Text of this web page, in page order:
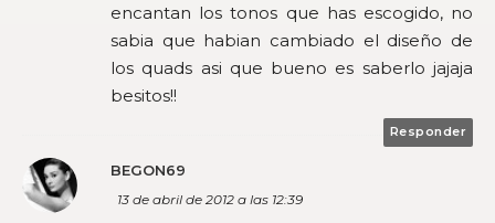
encantan los tonos que has escogido, no
sabia que habian cambiado el diseño de
los quads asi que bueno es saberlo jajaja
besitos!!
Responder
BEGON69
13 de abril de 2012 a las 12:39